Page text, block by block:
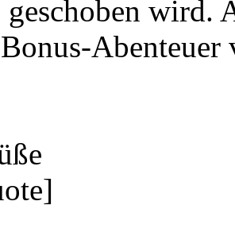
geschoben wird.
Abenteuer